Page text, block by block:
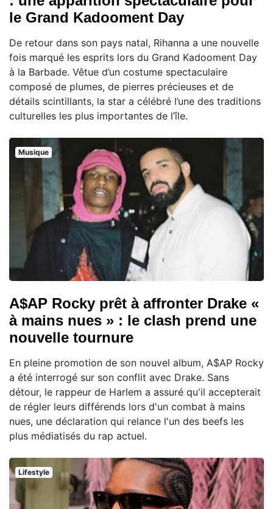
le Grand Kadooment Day
De retour dans son pays natal, Rihanna a une nouvelle
fois marqué les esprits lors du Grand Kadooment Day
à la Barbade. Vêtue d’un costume spectaculaire
composé de plumes, de pierres précieuses et de
détails scintillants, la star a célébré l’une des traditions
culturelles les plus importantes de l’île.
Musique
A$AP Rocky prêt à affronter Drake «
à mains nues » : le clash prend une
nouvelle tournure
En pleine promotion de son nouvel album, A$AP Rocky
a été interrogé sur son conflit avec Drake. Sans
détour, le rappeur de Harlem a assuré qu'il accepterait
de régler leurs différends lors d'un combat à mains
nues, une déclaration qui relance l'un des beefs les
plus médiatisés du rap actuel.
Lifestyle